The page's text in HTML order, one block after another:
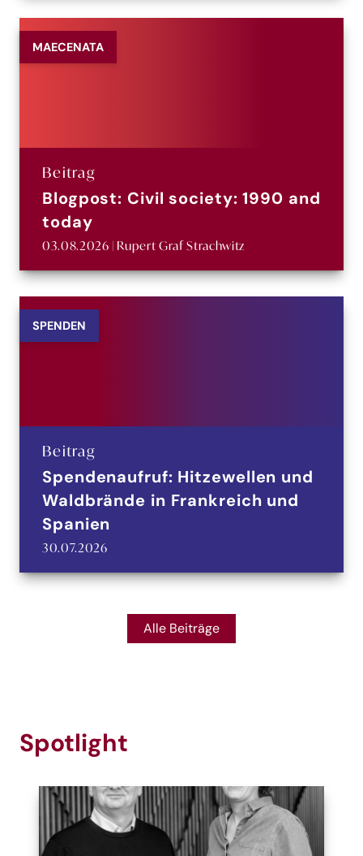
MAECENATA
Beitrag
Blogpost: Civil society: 1990 and
today
03.08.2026 | Rupert Graf Strachwitz
SPENDEN
Beitrag
Spendenaufruf: Hitzewellen und
Waldbrände in Frankreich und
Spanien
30.07.2026
Alle Beiträge
Spotlight